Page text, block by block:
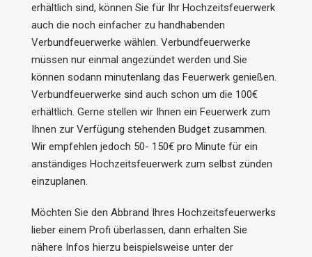
erhältlich sind, können Sie für Ihr Hochzeitsfeuerwerk
auch die noch einfacher zu handhabenden
Verbundfeuerwerke wählen. Verbundfeuerwerke
müssen nur einmal angezündet werden und Sie
können sodann minutenlang das Feuerwerk genießen.
Verbundfeuerwerke sind auch schon um die 100€
erhältlich. Gerne stellen wir Ihnen ein Feuerwerk zum
Ihnen zur Verfügung stehenden Budget zusammen.
Wir empfehlen jedoch 50- 150€ pro Minute für ein
anständiges Hochzeitsfeuerwerk zum selbst zünden
einzuplanen.
Möchten Sie den Abbrand Ihres Hochzeitsfeuerwerks
lieber einem Profi überlassen, dann erhalten Sie
nähere Infos hierzu beispielsweise unter der